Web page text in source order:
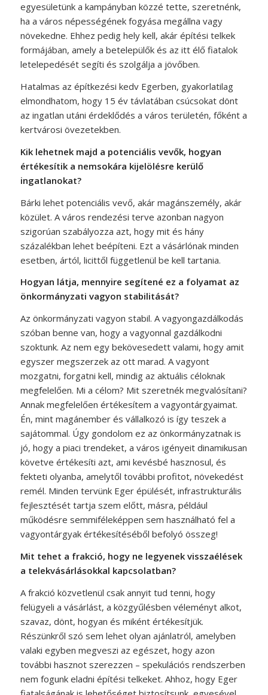
egyesületünk a kampányban közzé tette, szeretnénk,
ha a város népességének fogyása megállna vagy
növekedne. Ehhez pedig hely kell, akár építési telkek
formájában, amely a betelepülők és az itt élő fiatalok
letelepedését segíti és szolgálja a jövőben.
Hatalmas az építkezési kedv Egerben, gyakorlatilag
elmondhatom, hogy 15 év távlatában csúcsokat dönt
az ingatlan utáni érdeklődés a város területén, főként a
kertvárosi övezetekben.
Kik lehetnek majd a potenciális vevők, hogyan
értékesítik a nemsokára kijelölésre kerülő
ingatlanokat?
Bárki lehet potenciális vevő, akár magánszemély, akár
közület. A város rendezési terve azonban nagyon
szigorúan szabályozza azt, hogy mit és hány
százalékban lehet beépíteni. Ezt a vásárlónak minden
esetben, ártól, licittől függetlenül be kell tartania.
Hogyan látja, mennyire segítené ez a folyamat az
önkormányzati vagyon stabilitását?
Az önkormányzati vagyon stabil. A vagyongazdálkodás
szóban benne van, hogy a vagyonnal gazdálkodni
szoktunk. Az nem egy bekövesedett valami, hogy amit
egyszer megszerzek az ott marad. A vagyont
mozgatni, forgatni kell, mindig az aktuális céloknak
megfelelően. Mi a célom? Mit szeretnék megvalósítani?
Annak megfelelően értékesítem a vagyontárgyaimat.
Én, mint magánember és vállalkozó is így teszek a
sajátommal. Úgy gondolom ez az önkormányzatnak is
jó, hogy a piaci trendeket, a város igényeit dinamikusan
követve értékesíti azt, ami kevésbé hasznosul, és
fekteti olyanba, amelytől további profitot, növekedést
remél. Minden tervünk Eger épülését, infrastrukturális
fejlesztését tartja szem előtt, másra, például
működésre semmiféleképpen sem használható fel a
vagyontárgyak értékesítéséből befolyó összeg!
Mit tehet a frakció, hogy ne legyenek visszaélések
a telekvásárlásokkal kapcsolatban?
A frakció közvetlenül csak annyit tud tenni, hogy
felügyeli a vásárlást, a közgyűlésben véleményt alkot,
szavaz, dönt, hogyan és miként értékesítjük.
Részünkről szó sem lehet olyan ajánlatról, amelyben
valaki egyben megveszi az egészet, hogy azon
további hasznot szerezzen – spekulációs rendszerben
nem fogunk eladni építési telkeket. Ahhoz, hogy Eger